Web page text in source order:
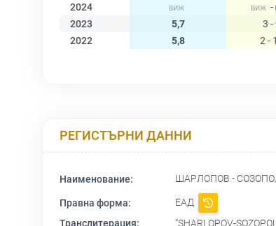
2024
-
2023
5,7 3 -
2022
5,8 2 -
РЕГИСТЪРНИ ДАННИ
Наименование: ШАРЛОПОВ -
Правна форма:
ЕАД
Транслитерация:
“SHARLOPOV-